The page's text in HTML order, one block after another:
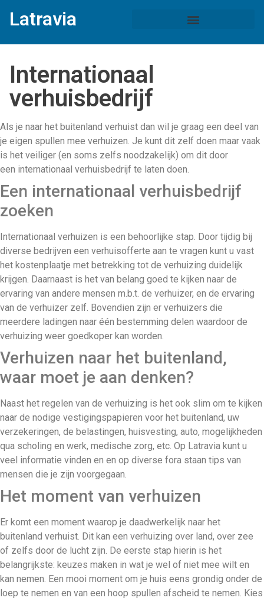
Latravia
Internationaal
verhuisbedrijf
Als je naar het buitenland verhuist dan wil je graag een deel van
je eigen spullen mee verhuizen. Je kunt dit zelf doen maar vaak
is het veiliger (en soms zelfs noodzakelijk) om dit door
een internationaal verhuisbedrijf te laten doen.
Een internationaal verhuisbedrijf
zoeken
Internationaal verhuizen is een behoorlijke stap. Door tijdig bij
diverse bedrijven een verhuisofferte aan te vragen kunt u vast
het kostenplaatje met betrekking tot de verhuizing duidelijk
krijgen. Daarnaast is het van belang goed te kijken naar de
ervaring van andere mensen m.b.t. de verhuizer, en de ervaring
van de verhuizer zelf. Bovendien zijn er verhuizers die
meerdere ladingen naar één bestemming delen waardoor de
verhuizing weer goedkoper kan worden.
Verhuizen naar het buitenland,
waar moet je aan denken?
Naast het regelen van de verhuizing is het ook slim om te kijken
naar de nodige vestigingspapieren voor het buitenland, uw
verzekeringen, de belastingen, huisvesting, auto, mogelijkheden
qua scholing en werk, medische zorg, etc. Op Latravia kunt u
veel informatie vinden en en op diverse fora staan tips van
mensen die je zijn voorgegaan.
Het moment van verhuizen
Er komt een moment waarop je daadwerkelijk naar het
buitenland verhuist. Dit kan een verhuizing over land, over zee
of zelfs door de lucht zijn. De eerste stap hierin is het
belangrijkste: keuzes maken in wat je wel of niet mee wilt en
kan nemen. Een mooi moment om je huis eens grondig onder de
loep te nemen en van een hoop spullen afscheid te nemen. Kies